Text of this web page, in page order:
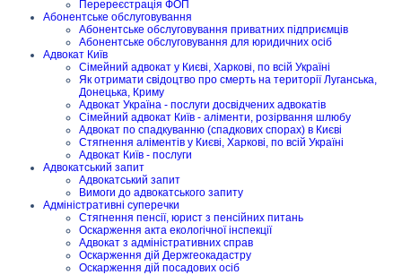
Перереєстрація ФОП
Абонентське обслуговування
Абонентське обслуговування приватних підприємців
Абонентське обслуговування для юридичних осіб
Адвокат Київ
Сімейний адвокат у Києві, Харкові, по всій Україні
Як отримати свідоцтво про смерть на території Луганська,
Донецька, Криму
Адвокат Україна - послуги досвідчених адвокатів
Сімейний адвокат Київ - аліменти, розірвання шлюбу
Адвокат по спадкуванню (спадкових спорах) в Києві
Стягнення аліментів у Києві, Харкові, по всій Україні
Адвокат Київ - послуги
Адвокатський запит
Адвокатський запит
Вимоги до адвокатського запиту
Адміністративні суперечки
Стягнення пенсії, юрист з пенсійних питань
Оскарження акта екологічної інспекції
Адвокат з адміністративних справ
Оскарження дій Держгеокадастру
Оскарження дій посадових осіб